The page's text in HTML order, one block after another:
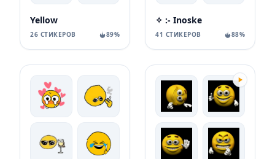
Yellow
26 СТИКЕРОВ 89%
✧ :- Inoske
41 СТИКЕРОВ 88%